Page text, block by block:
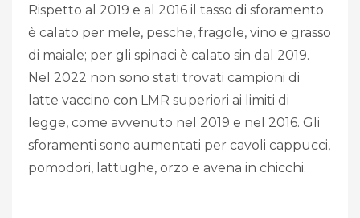
Rispetto al 2019 e al 2016 il tasso di sforamento
è calato per mele, pesche, fragole, vino e grasso
di maiale; per gli spinaci è calato sin dal 2019.
Nel 2022 non sono stati trovati campioni di
latte vaccino con LMR superiori ai limiti di
legge, come avvenuto nel 2019 e nel 2016. Gli
sforamenti sono aumentati per cavoli cappucci,
pomodori, lattughe, orzo e avena in chicchi.